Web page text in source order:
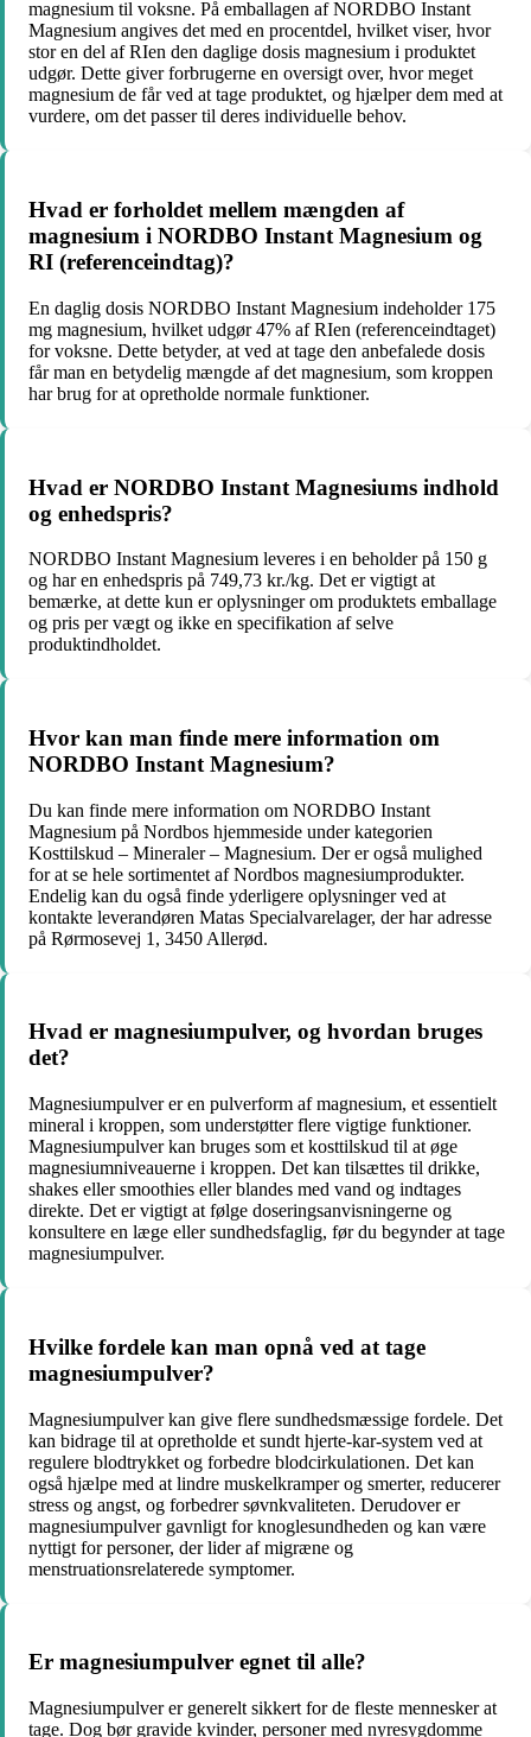
magnesium til voksne. På emballagen af NORDBO Instant
Magnesium angives det med en procentdel, hvilket viser, hvor
stor en del af RIen den daglige dosis magnesium i produktet
udgør. Dette giver forbrugerne en oversigt over, hvor meget
magnesium de får ved at tage produktet, og hjælper dem med at
vurdere, om det passer til deres individuelle behov.
Hvad er forholdet mellem mængden af
magnesium i NORDBO Instant Magnesium og
RI (referenceindtag)?
En daglig dosis NORDBO Instant Magnesium indeholder 175
mg magnesium, hvilket udgør 47% af RIen (referenceindtaget)
for voksne. Dette betyder, at ved at tage den anbefalede dosis
får man en betydelig mængde af det magnesium, som kroppen
har brug for at opretholde normale funktioner.
Hvad er NORDBO Instant Magnesiums indhold
og enhedspris?
NORDBO Instant Magnesium leveres i en beholder på 150 g
og har en enhedspris på 749,73 kr./kg. Det er vigtigt at
bemærke, at dette kun er oplysninger om produktets emballage
og pris per vægt og ikke en specifikation af selve
produktindholdet.
Hvor kan man finde mere information om
NORDBO Instant Magnesium?
Du kan finde mere information om NORDBO Instant
Magnesium på Nordbos hjemmeside under kategorien
Kosttilskud – Mineraler – Magnesium. Der er også mulighed
for at se hele sortimentet af Nordbos magnesiumprodukter.
Endelig kan du også finde yderligere oplysninger ved at
kontakte leverandøren Matas Specialvarelager, der har adresse
på Rørmosevej 1, 3450 Allerød.
Hvad er magnesiumpulver, og hvordan bruges
det?
Magnesiumpulver er en pulverform af magnesium, et essentielt
mineral i kroppen, som understøtter flere vigtige funktioner.
Magnesiumpulver kan bruges som et kosttilskud til at øge
magnesiumniveauerne i kroppen. Det kan tilsættes til drikke,
shakes eller smoothies eller blandes med vand og indtages
direkte. Det er vigtigt at følge doseringsanvisningerne og
konsultere en læge eller sundhedsfaglig, før du begynder at tage
magnesiumpulver.
Hvilke fordele kan man opnå ved at tage
magnesiumpulver?
Magnesiumpulver kan give flere sundhedsmæssige fordele. Det
kan bidrage til at opretholde et sundt hjerte-kar-system ved at
regulere blodtrykket og forbedre blodcirkulationen. Det kan
også hjælpe med at lindre muskelkramper og smerter, reducerer
stress og angst, og forbedrer søvnkvaliteten. Derudover er
magnesiumpulver gavnligt for knoglesundheden og kan være
nyttigt for personer, der lider af migræne og
menstruationsrelaterede symptomer.
Er magnesiumpulver egnet til alle?
Magnesiumpulver er generelt sikkert for de fleste mennesker at
tage. Dog bør gravide kvinder, personer med nyresygdomme